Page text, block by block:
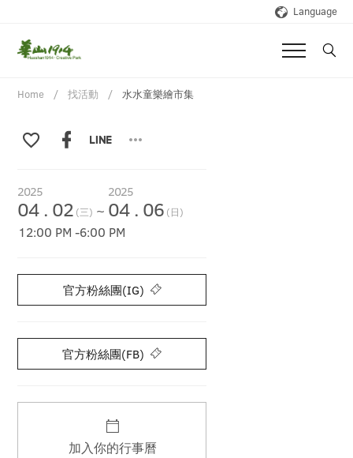
Language
Home 找活動 水水童樂繪市集
2025
04 . 02 (三) ~
2025
04 . 06 (日)
12:00 PM-6:00 PM
加入你的行事曆